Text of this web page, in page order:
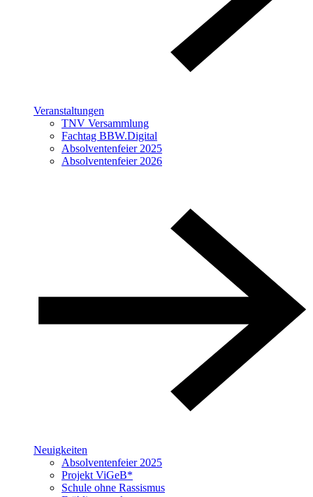
Veranstaltungen
TNV Versammlung
Fachtag BBW.Digital
Absolventenfeier 2025
Absolventenfeier 2026
Neuigkeiten
Absolventenfeier 2025
Projekt ViGeB*
Schule ohne Rassismus